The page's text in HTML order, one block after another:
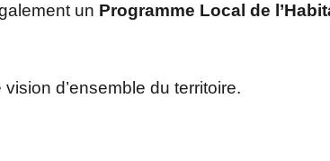
un Programme Local de
d’ensemble du territoire.